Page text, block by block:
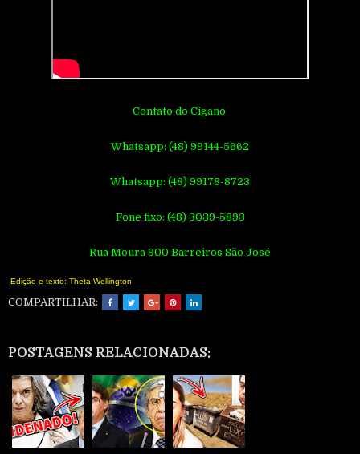
Contato do Cigano
Whatsapp: (48) 99144-5662
Whatsapp: (48) 99178-8723
Fone fixo: (48) 3039-5893
Rua Moura 900 Barreiros São José
Edição e texto: Theta Wellington
COMPARTILHAR:
POSTAGENS RELACIONADAS: